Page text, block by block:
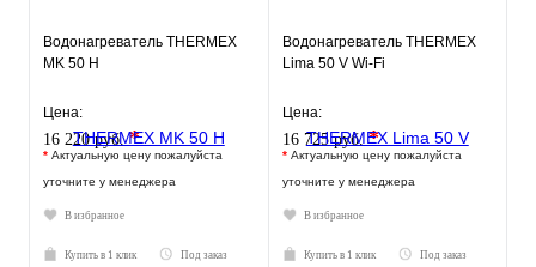
Водонагреватель THERMEX
MK 50 H
Цена:
16 220 руб.*
* Актуальную цену пожалуйста
уточните у менеджера
В избранное
Купить в 1 клик Под заказ
Водонагреватель THERMEX
Lima 50 V Wi-Fi
Цена:
16 725 руб.*
* Актуальную цену пожалуйста
уточните у менеджера
В избранное
Купить в 1 клик Под заказ